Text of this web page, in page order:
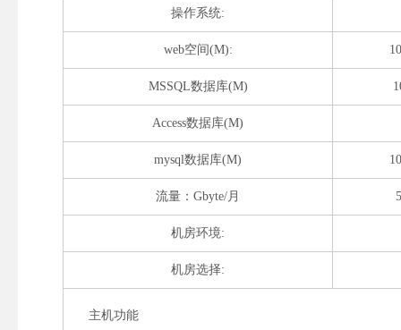
操作系统:
web空间(M):
MSSQL数据库(M)
Access数据库(M)
mysql数据库(M)
流量：Gbyte/月
机房环境:
机房选择:
主机功能